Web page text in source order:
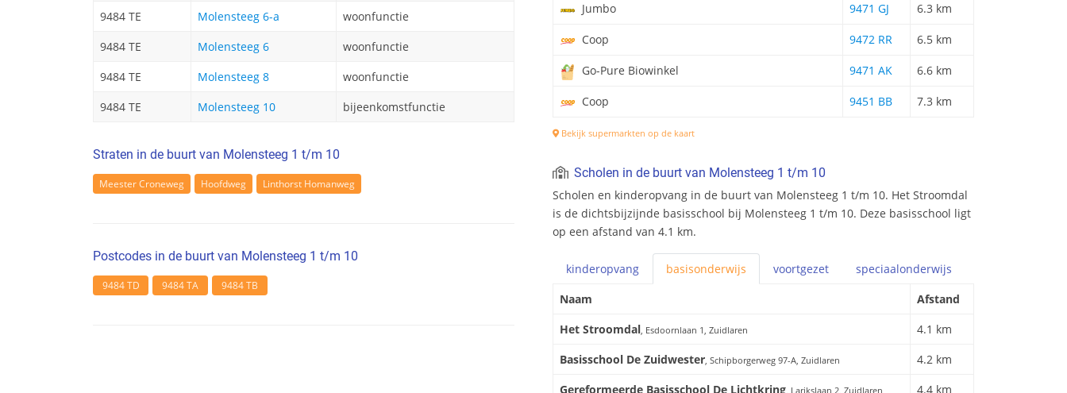
9484 TE
Molensteeg 6-a
woonfunctie
9484 TE
Molensteeg 6
woonfunctie
9484 TE
Molensteeg 8
woonfunctie
9484 TE
Molensteeg 10 bijeenkomstfunctie
Straten in de buurt van Molensteeg 1 t/m 10
Meester Croneweg Hoofdweg Linthorst Homanweg
Postcodes in de buurt van Molensteeg 1 t/m 10
9484 TD 9484 TA 9484 TB
Jumbo 9471 GJ 6.3 km
Coop 9472 RR 6.5 km
Go-Pure Biowinkel 9471 AK 6.6 km
Coop 9451 BB 7.3 km
Bekijk supermarkten op de kaart
Scholen in de buurt van Molensteeg 1 t/m 10
Scholen en kinderopvang in de buurt van Molensteeg 1 t/m 10. Het Stroomdal
is de dichtsbijzijnde basisschool bij Molensteeg 1 t/m 10. Deze basisschool ligt
op een afstand van 4.1 km.
kinderopvang basisonderwijs voortgezet speciaalonderwijs
Naam
Afstand
Het Stroomdal, Esdoornlaan 1, Zuidlaren
4.1 km
Basisschool De Zuidwester, Schipborgerweg 97-A, Zuidlaren
4.2 km
Gereformeerde Basisschool De Lichtkring, Larikslaan 2, Zuidlaren
4.4 km